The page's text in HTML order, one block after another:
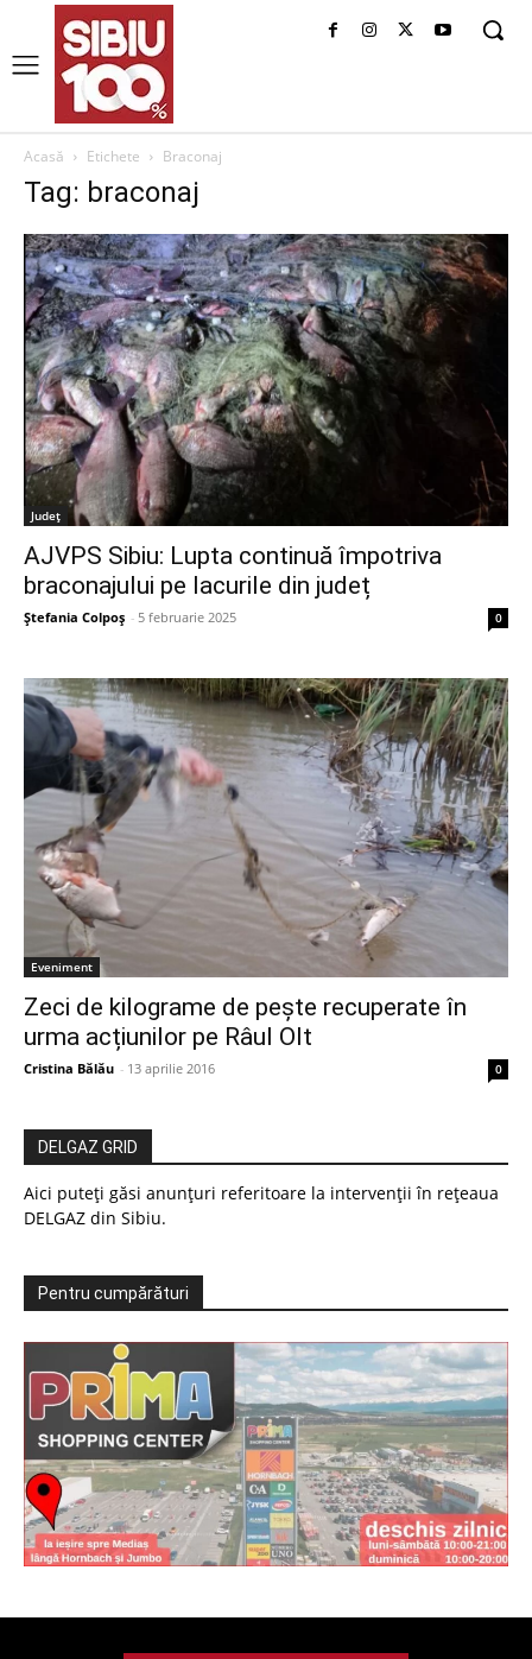
Acasă Etichete Braconaj
Tag: braconaj
Judeţ
AJVPS Sibiu: Lupta continuă împotriva
braconajului pe lacurile din județ
Ștefania Colpoș - 5 februarie 2025 0
Eveniment
Zeci de kilograme de pește recuperate în
urma acțiunilor pe Râul Olt
Cristina Bălău - 13 aprilie 2016 0
DELGAZ GRID
Aici puteți găsi anunțuri referitoare la intervenții în rețeaua
DELGAZ din Sibiu.
Pentru cumpărături